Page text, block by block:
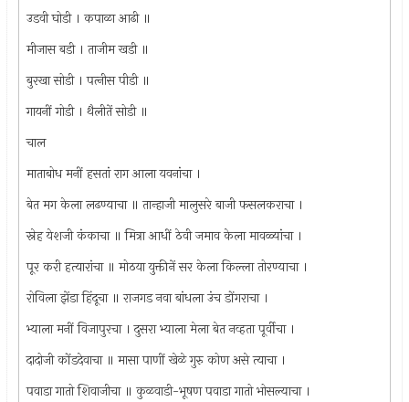
उडवी घोडी । कपाळा आढी ॥
मीजास बडी । ताजीम खडी ॥
बुरखा सोडी । पत्‍नीस पीडी ॥
गायनीं गोडी । थैलीतें सोडी ॥
चाल
माताबोध मनीं हसतां राग आला यवनांचा ।
बेत मग केला लढण्याचा ॥ तान्हाजी मालुसरे बाजी फसलकराचा ।
स्नेह येशजी कंकाचा ॥ मित्रा आधीं ठेवी जमाव केला मावळ्यांचा ।
पूर करी हत्यारांचा ॥ मोठया युक्तीनें सर केला किल्ला तोरण्याचा ।
रोविला झेंडा हिंदूचा ॥ राजगड नवा बांधला उंच डोंगराचा ।
भ्याला मनीं विजापुरचा । दुसरा भ्याला मेला बेत नव्हता पूर्वीचा ।
दादोजी कोंडदेवाचा ॥ मासा पाणीं खेळे गुरु कोण असे त्याचा ।
पवाडा गातो शिवाजीचा ॥ कुळवाडी-भूषण पवाडा गातो भोसल्याचा ।